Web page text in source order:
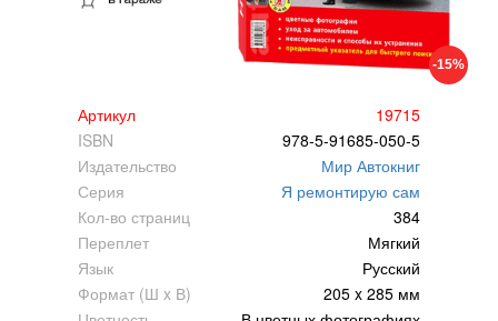
-15%
Артикул
19715
ISBN
978-5-91685-050-5
Издательство
Мир Автокниг
Серия
Я ремонтирую сам
Кол-во страниц
384
Переплет
Мягкий
Язык
Русский
Формат (Ш x В)
205 x 285 мм